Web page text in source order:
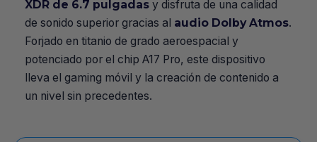
XDR de 6.7 pulgadas y disfruta de una calidad
de sonido superior gracias al audio Dolby Atmos.
Forjado en titanio de grado aeroespacial y
potenciado por el chip A17 Pro, este dispositivo
lleva el gaming móvil y la creación de contenido a
un nivel sin precedentes.